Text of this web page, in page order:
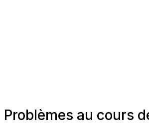
Problèmes au cours